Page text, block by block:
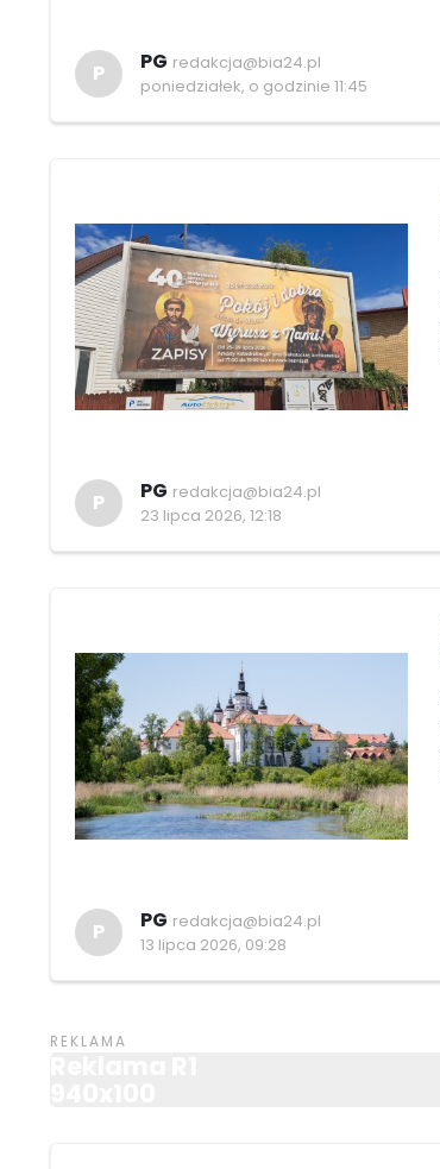
P PG redakcja@bia24.pl
poniedziałek, o godzinie 11:45
P PG redakcja@bia24.pl
23 lipca 2026, 12:18
P PG redakcja@bia24.pl
13 lipca 2026, 09:28